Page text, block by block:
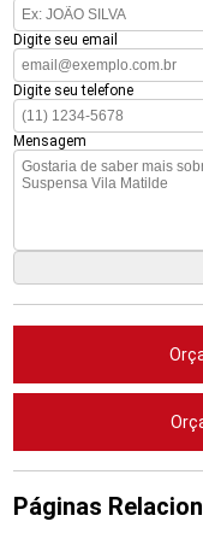
Digite seu email
Digite seu telefone
Mensagem
Páginas